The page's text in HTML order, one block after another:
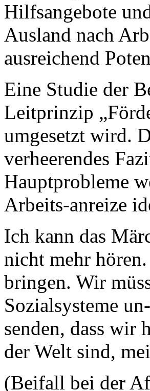
Hilfsangebote
Ausland nach
ausreichend
Eine Studie der
Leitprinzip
umgesetzt wird.
verheerendes
Hauptprobleme
Arbeits-anreize
Ich kann das
nicht mehr
bringen. Wir
Sozialsysteme
senden, dass wir
der Welt sind,
(Beifall bei der